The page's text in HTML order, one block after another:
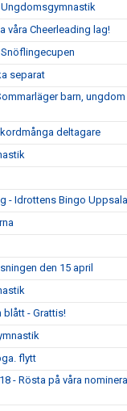
Ungdomsgymnastik
våra Cheerleading lag!
separat
barn,
deltagare
- Idrottens Bingo Uppsala
den 15 april
- Grattis!
flytt
- Rösta på våra